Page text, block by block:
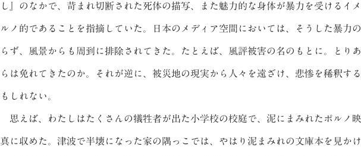
し』のなかで、苛まれ切断された死体の描写、また魅力的な身体が暴力を受けるイ
ルノ的であることを指摘していた。日本のメディア空間においては、そうした暴力
らず、風景からも周到に排除されてきた。たとえば、風評被害の名のもとに。とり
らは免れてきたのか。それが逆に、被災地の現実から人々を遠ざけ、悲惨を稀釈す
もしれない。
思えば、わたしはたくさんの犠牲者が出た小学校の校庭で、泥にまみれたポルノ
真に収めた。津波で半壊になった家の隅っこでは、やはり泥まみれの文庫本を見か